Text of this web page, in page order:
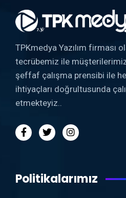
TPKmedya Yazılım firması
tecrübemiz ile
şeffaf çalışma prensibi ile
ihtiyaçları doğrultusunda
etmekteyiz..
Politikalarımız